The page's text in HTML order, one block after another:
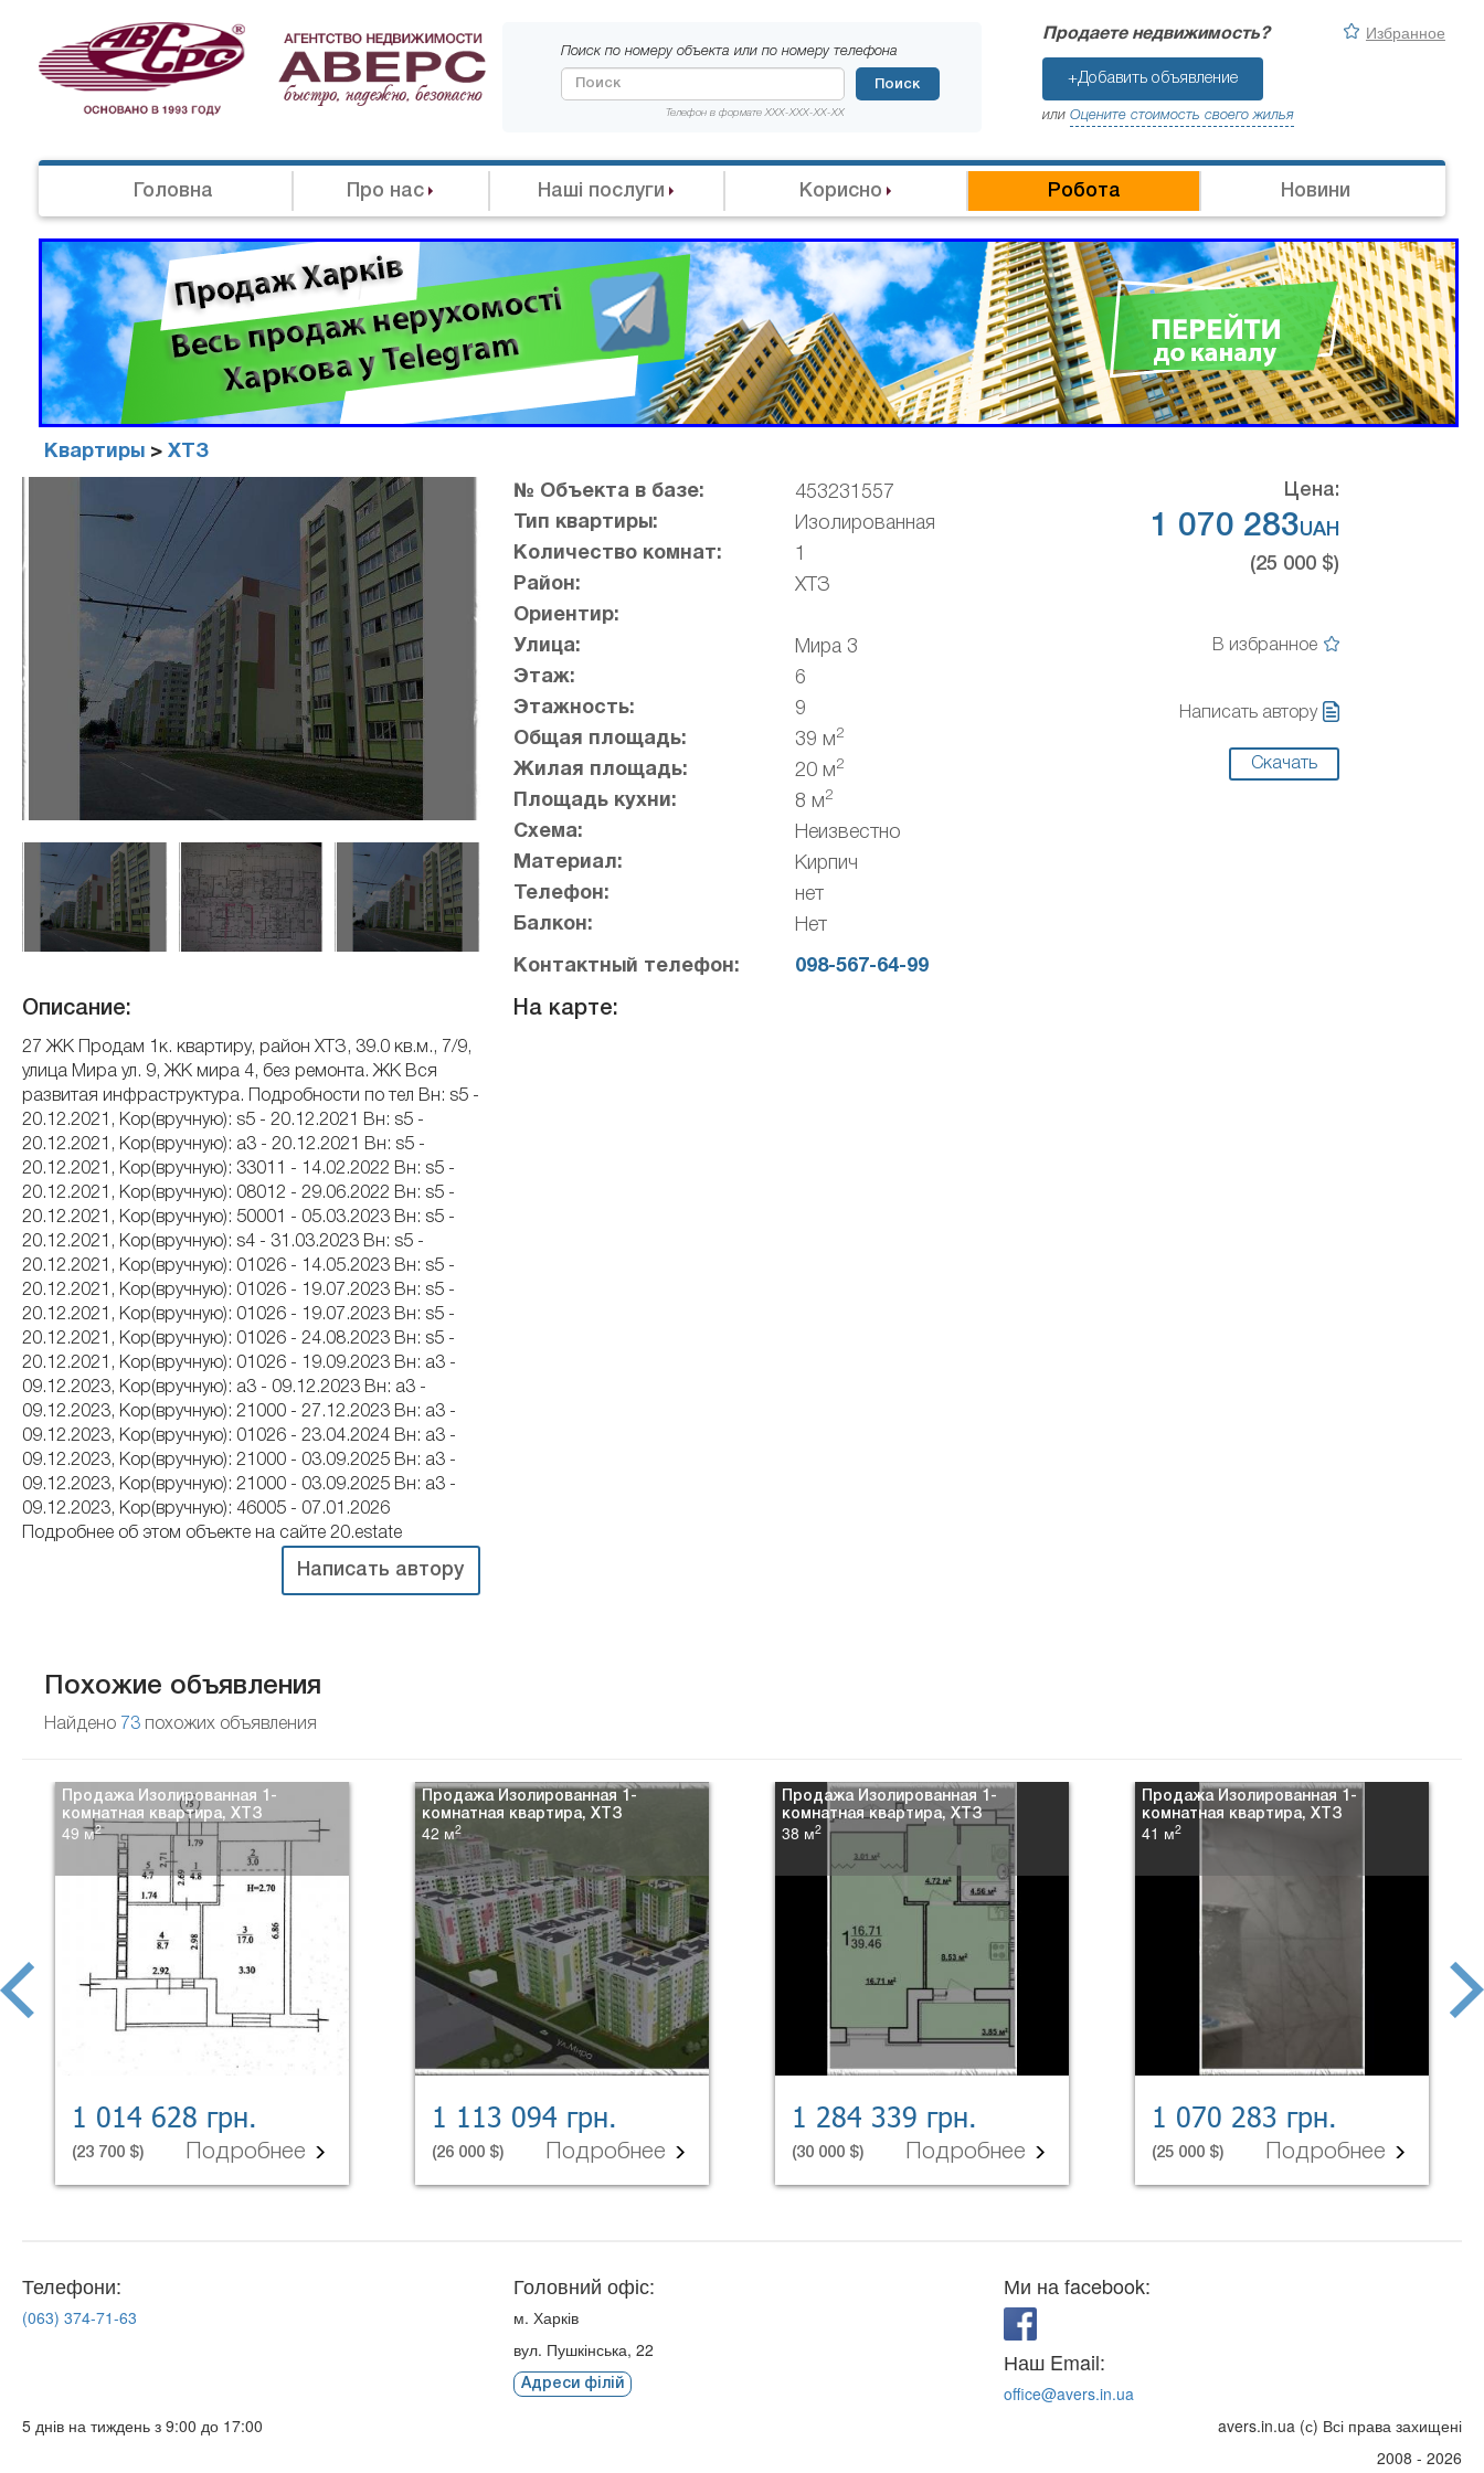
Поиск по номеру объекта или по номеру телефона
Телефон в формате XXX-XXX-XX-XX
Поиск
Продаете недвижимость?
+Добавить объявление
или Оцените стоимость своего жилья
Избранное
Головна Про нас Наші послуги Корисно Робота Новини
Квартиры > ХТЗ
недвижимости
"Аверс"
№ Объекта в базе: 453231557
Тип квартиры: Изолированная
Количество комнат: 1
Район: ХТЗ
Ориентир:
Улица:
Мира 3
Этаж: 6
Этажность: 9
Общая площадь: 39 м2
Жилая площадь: 20 м2
Площадь кухни: 8 м2
Схема: Неизвестно
Материал: Кирпич
Телефон: нет
Балкон: Нет
Контактный телефон: 098-567-64-99
Цена:
1 070 283UAH
(25 000 $)
В избранное
Написать автору
Скачать
Описание:
27 ЖК Продам 1к. квартиру, район ХТЗ, 39.0 кв.м., 7/9,
улица Мира ул. 9, ЖК мира 4, без ремонта. ЖК Вся
развитая инфраструктура. Подробности по тел Вн: s5 -
20.12.2021, Кор(вручную): s5 - 20.12.2021 Вн: s5 -
20.12.2021, Кор(вручную): a3 - 20.12.2021 Вн: s5 -
20.12.2021, Кор(вручную): 33011 - 14.02.2022 Вн: s5 -
20.12.2021, Кор(вручную): 08012 - 29.06.2022 Вн: s5 -
20.12.2021, Кор(вручную): 50001 - 05.03.2023 Вн: s5 -
20.12.2021, Кор(вручную): s4 - 31.03.2023 Вн: s5 -
20.12.2021, Кор(вручную): 01026 - 14.05.2023 Вн: s5 -
20.12.2021, Кор(вручную): 01026 - 19.07.2023 Вн: s5 -
20.12.2021, Кор(вручную): 01026 - 19.07.2023 Вн: s5 -
20.12.2021, Кор(вручную): 01026 - 24.08.2023 Вн: s5 -
20.12.2021, Кор(вручную): 01026 - 19.09.2023 Вн: a3 -
09.12.2023, Кор(вручную): a3 - 09.12.2023 Вн: a3 -
09.12.2023, Кор(вручную): 21000 - 27.12.2023 Вн: a3 -
09.12.2023, Кор(вручную): 01026 - 23.04.2024 Вн: a3 -
09.12.2023, Кор(вручную): 21000 - 03.09.2025 Вн: a3 -
09.12.2023, Кор(вручную): 21000 - 03.09.2025 Вн: a3 -
09.12.2023, Кор(вручную): 46005 - 07.01.2026
Подробнее об этом объекте на сайте 20.estate
Написать автору
На карте:
Похожие объявления
Найдено 73 похожих объявления
Продажа Изолированная 1-
комнатная квартира, ХТЗ
49 м2
1 014 628 грн.
(23 700 $) Подробнее
Продажа Изолированная 1-
комнатная квартира, ХТЗ
42 м2
1 113 094 грн.
(26 000 $) Подробнее
Продажа Изолированная 1-
комнатная квартира, ХТЗ
38 м2
1 284 339 грн.
(30 000 $) Подробнее
Продажа Изолированная 1-
комнатная квартира, ХТЗ
41 м2
1 070 283 грн.
(25 000 $) Подробнее
prev
next
Телефони:
(063) 374-71-63
Головний офіс:
м. Харків
вул. Пушкінська, 22
Адреси філій
Ми на facebook:
Наш Email:
office@avers.in.ua
5 днів на тиждень з 9:00 до 17:00
avers.in.ua (с) Всі права захищені
2008 - 2026